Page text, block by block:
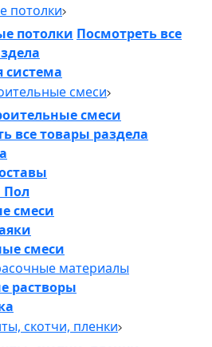
потолки
потолки Посмотреть все
система
смеси
смеси
все товары раздела
Пол
смеси
смеси
материалы
растворы
скотчи, пленки